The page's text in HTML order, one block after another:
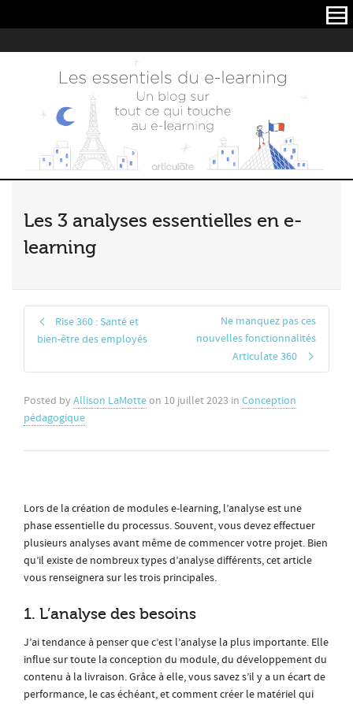
Les 3 analyses essentielles en e-
learning
Rise 360 : Santé et
bien-être des employés
Ne manquez pas ces
nouvelles fonctionnalités
Articulate 360
Posted by Allison LaMotteon 10 juillet 2023 in Conception
pédagogique
Lors de la création de modules e-learning, l’analyse est une
phase essentielle du processus. Souvent, vous devez effectuer
plusieurs analyses avant même de commencer votre projet. Bien
qu’il existe de nombreux types d’analyse différents, cet article
vous renseignera sur les trois principales.
1. L’analyse des besoins
J’ai tendance à penser que c’est l’analyse la plus importante. Elle
influe sur toute la conception du module, du développement du
contenu à la livraison. Grâce à elle, vous savez s’il y a un écart de
performance, le cas échéant, et comment créer le matériel qui